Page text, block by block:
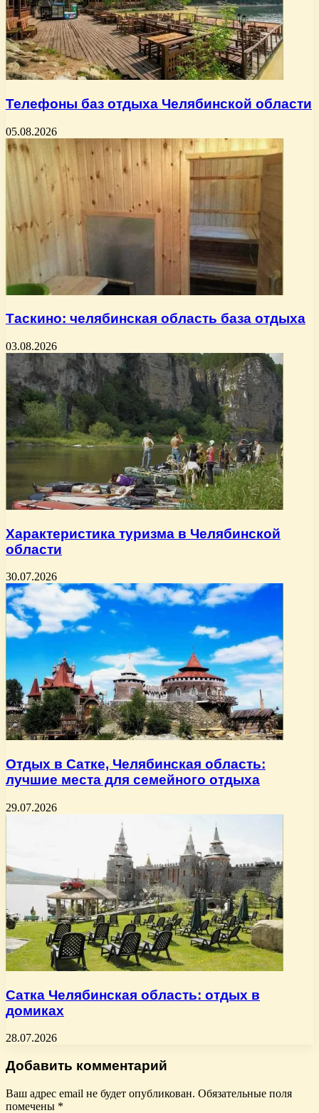
Телефоны баз отдыха Челябинской области
05.08.2026
Таскино: челябинская область база отдыха
03.08.2026
Характеристика туризма в Челябинской
области
30.07.2026
Отдых в Сатке, Челябинская область:
лучшие места для семейного отдыха
29.07.2026
Сатка Челябинская область: отдых в
домиках
28.07.2026
Добавить комментарий
Ваш адрес email не будет опубликован. Обязательные поля
помечены *